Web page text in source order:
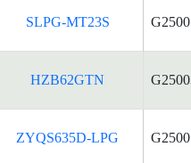
SLPG-MT23S
HZB62GTN
ZYQS635D-LPG